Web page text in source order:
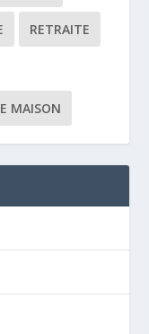
RETRAITE
MAISON